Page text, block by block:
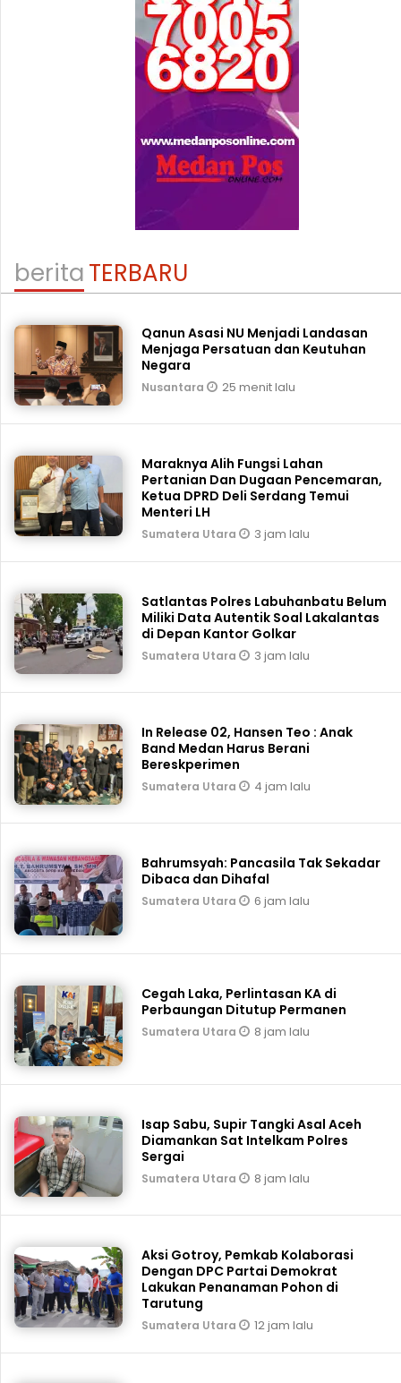
beritaTERBARU
Qanun Asasi NU Menjadi Landasan
Menjaga Persatuan dan Keutuhan
Negara
Nusantara 25 menit lalu
Maraknya Alih Fungsi Lahan
Pertanian Dan Dugaan Pencemaran,
Ketua DPRD Deli Serdang Temui
Menteri LH
Sumatera Utara 3 jam lalu
Satlantas Polres Labuhanbatu Belum
Miliki Data Autentik Soal Lakalantas
di Depan Kantor Golkar
Sumatera Utara 3 jam lalu
In Release 02, Hansen Teo : Anak
Band Medan Harus Berani
Bereskperimen
Sumatera Utara 4 jam lalu
Bahrumsyah: Pancasila Tak Sekadar
Dibaca dan Dihafal
Sumatera Utara 6 jam lalu
Cegah Laka, Perlintasan KA di
Perbaungan Ditutup Permanen
Sumatera Utara 8 jam lalu
Isap Sabu, Supir Tangki Asal Aceh
Diamankan Sat Intelkam Polres
Sergai
Sumatera Utara 8 jam lalu
Aksi Gotroy, Pemkab ‎Kolaborasi
Dengan DPC Partai Demokrat
Lakukan Penanaman Pohon di
Tarutung
Sumatera Utara 12 jam lalu